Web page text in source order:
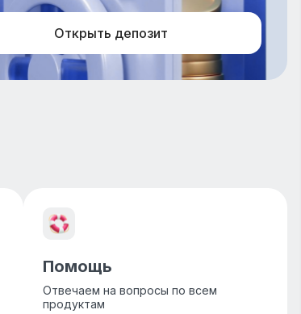
Открыть депозит
Помощь
Отвечаем на вопросы по всем
продуктам